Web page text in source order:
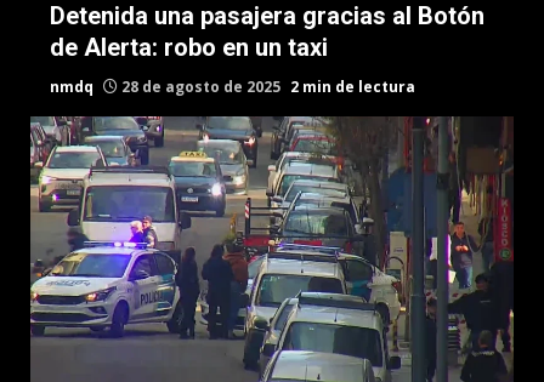
Detenida una pasajera gracias al Botón
de Alerta: robo en un taxi
nmdq 28 de agosto de 2025 2 min de lectura